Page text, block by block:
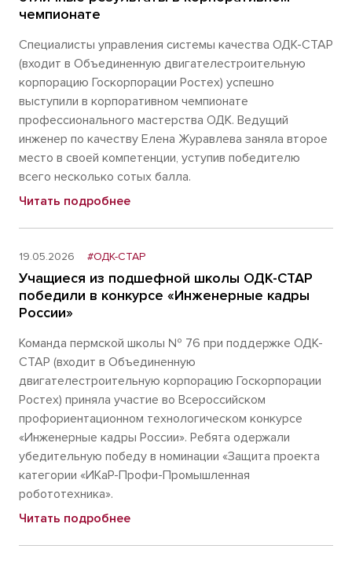
чемпионате
Специалисты управления системы качества ОДК-СТАР
(входит в Объединенную двигателестроительную
корпорацию Госкорпорации Ростех) успешно
выступили в корпоративном чемпионате
профессионального мастерства ОДК. Ведущий
инженер по качеству Елена Журавлева заняла второе
место в своей компетенции, уступив победителю
всего несколько сотых балла.
Читать подробнее
19.05.2026 #ОДК-СТАР
Учащиеся из подшефной школы ОДК-СТАР
победили в конкурсе «Инженерные кадры
России»
Команда пермской школы № 76 при поддержке ОДК-
СТАР (входит в Объединенную
двигателестроительную корпорацию Госкорпорации
Ростех) приняла участие во Всероссийском
профориентационном технологическом конкурсе
«Инженерные кадры России». Ребята одержали
убедительную победу в номинации «Защита проекта
категории «ИКаР-Профи-Промышленная
робототехника».
Читать подробнее